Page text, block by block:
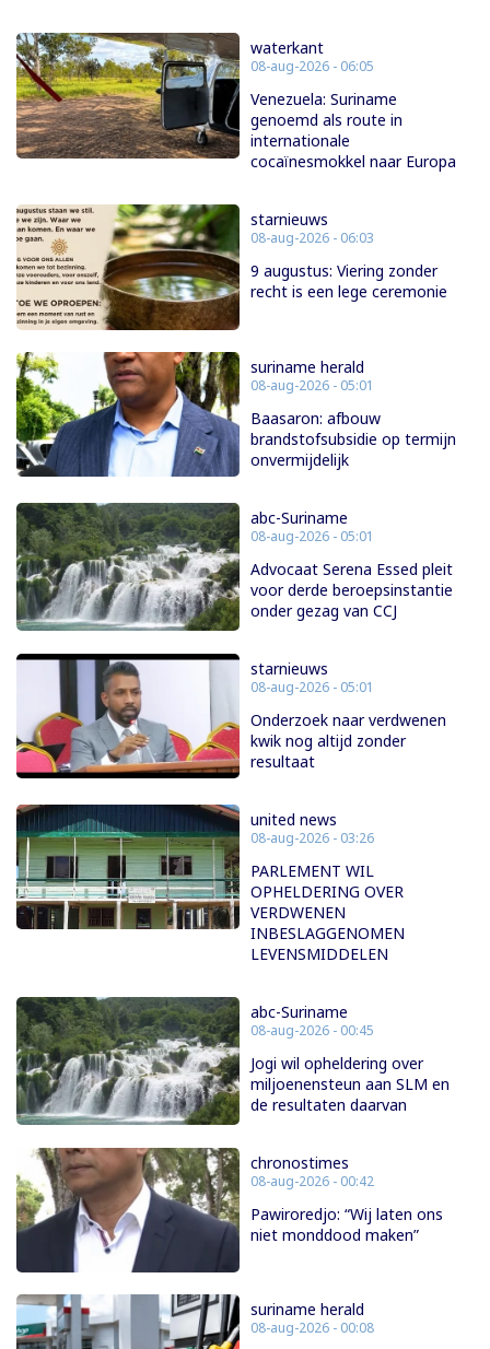
waterkant
08-aug-2026 - 06:05
Venezuela: Suriname
genoemd als route in
internationale
cocaïnesmokkel naar Europa
starnieuws
08-aug-2026 - 06:03
9 augustus: Viering zonder
recht is een lege ceremonie
suriname herald
08-aug-2026 - 05:01
Baasaron: afbouw
brandstofsubsidie op termijn
onvermijdelijk
abc-Suriname
08-aug-2026 - 05:01
Advocaat Serena Essed pleit
voor derde beroepsinstantie
onder gezag van CCJ
starnieuws
08-aug-2026 - 05:01
Onderzoek naar verdwenen
kwik nog altijd zonder
resultaat
united news
08-aug-2026 - 03:26
PARLEMENT WIL
OPHELDERING OVER
VERDWENEN
INBESLAGGENOMEN
LEVENSMIDDELEN
abc-Suriname
08-aug-2026 - 00:45
Jogi wil opheldering over
miljoenensteun aan SLM en
de resultaten daarvan
chronostimes
08-aug-2026 - 00:42
Pawiroredjo: “Wij laten ons
niet monddood maken”
suriname herald
08-aug-2026 - 00:08